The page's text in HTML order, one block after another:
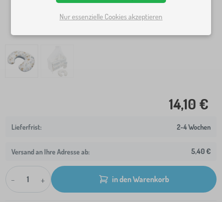
14,10 €
2-4 Wochen
Versand an Ihre Adresse ab: 5,40 €
- + in den Warenkorb
Nur essenzielle Cookies akzeptieren